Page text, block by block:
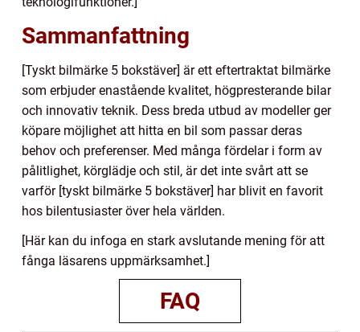
Sammanfattning
[Tyskt bilmärke 5 bokstäver] är ett eftertraktat bilmärke
som erbjuder enastående kvalitet, högpresterande bilar
och innovativ teknik. Dess breda utbud av modeller ger
köpare möjlighet att hitta en bil som passar deras
behov och preferenser. Med många fördelar i form av
pålitlighet, körglädje och stil, är det inte svårt att se
varför [tyskt bilmärke 5 bokstäver] har blivit en favorit
hos bilentusiaster över hela världen.
[Här kan du infoga en stark avslutande mening för att
fånga läsarens uppmärksamhet.]
FAQ